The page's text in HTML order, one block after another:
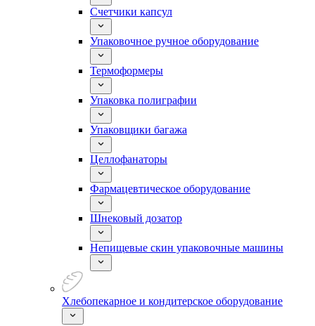
Счетчики капсул
Упаковочное ручное оборудование
Термоформеры
Упаковка полиграфии
Упаковщики багажа
Целлофанаторы
Фармацевтическое оборудование
Шнековый дозатор
Непищевые скин упаковочные машины
Хлебопекарное и кондитерское оборудование